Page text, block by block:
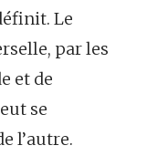
Le
par les
et de
se
l’autre.